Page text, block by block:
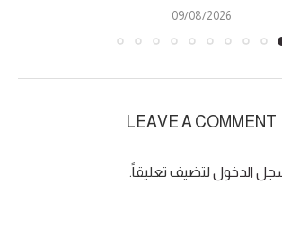
09/08/2026
LEAVE A COMMENT
الدخول لتضيف تعليقاً.